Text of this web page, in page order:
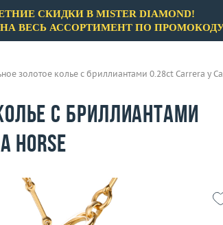
СКИДКИ В MISTER DIAMOND!
НА ВЕСЬ АССОРТИМЕНТ ПО
золотое колье с бриллиантами 0.28ct Carrera y
с бриллиантами
Horse